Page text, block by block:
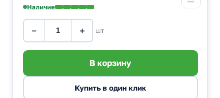
Наличие
− + шт